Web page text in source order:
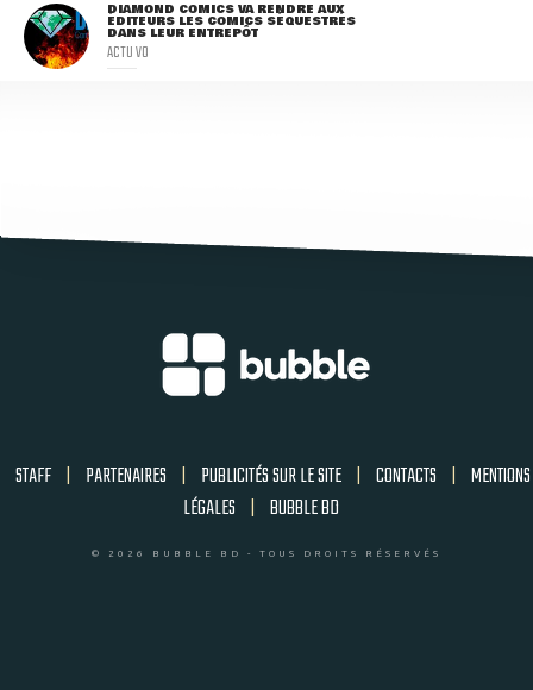
DIAMOND COMICS VA RENDRE AUX
ÉDITEURS LES COMICS SÉQUESTRÉS
DANS LEUR ENTREPÔT
ACTU VO
STAFF | PARTENAIRES | PUBLICITÉS SUR LE SITE | CONTACTS | MENTIONS
LÉGALES | BUBBLE BD
© 2026 BUBBLE BD - TOUS DROITS RÉSERVÉS